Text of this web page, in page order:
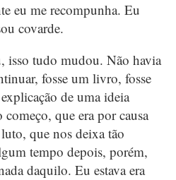
eu me recompunha. Eu
covarde.
isso tudo mudou. Não havia
fosse um livro, fosse
de uma ideia
que era por causa
que nos deixa tão
tempo depois, porém,
daquilo. Eu estava era